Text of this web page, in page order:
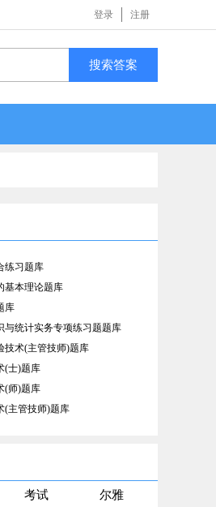
登录 注册
搜索答案
练习题库
基本理论题库
库
与统计实务专项练习题题库
技术(主管技师)题库
(士)题库
(师)题库
(主管技师)题库
考试
尔雅